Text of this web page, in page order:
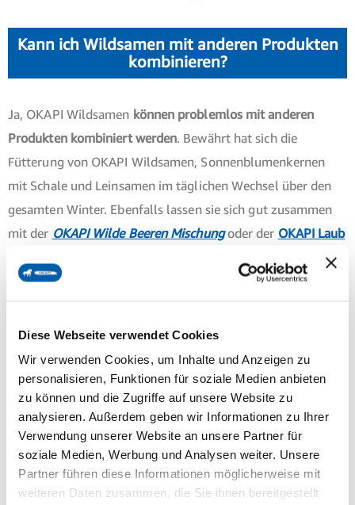
Diese Webseite verwendet Cookies
Wir verwenden Cookies, um Inhalte und Anzeigen zu
personalisieren, Funktionen für soziale Medien anbieten
zu können und die Zugriffe auf unsere Website zu
analysieren. Außerdem geben wir Informationen zu Ihrer
Verwendung unserer Website an unsere Partner für
soziale Medien, Werbung und Analysen weiter. Unsere
Partner führen diese Informationen möglicherweise mit
weiteren Daten zusammen, die Sie ihnen bereitgestellt
Kann ich Wildsamen mit anderen Produkten
kombinieren?
Ja, OKAPI Wildsamen können problemlos mit anderen
Produkten kombiniert werden. Bewährt hat sich die
Fütterung von OKAPI Wildsamen, Sonnenblumenkernen
mit Schale und Leinsamen im täglichen Wechsel über den
gesamten Winter. Ebenfalls lassen sie sich gut zusammen
mit der OKAPI Wilde Beeren Mischungoder der OKAPI Laub
oder
OKAPI Esparsette
geben. Diese Kombination bietet eine
natürliche Fressverhalten des Pferdes.
Es ist auch sinnvoll, die Wildsamen regelmäßig mit anderen
Produkten aus dem OKAPI „Gesunde Basis“-Sortiment
OKAPI Hagebuttenabzuwechseln. Durch einen
wöchentlichen oder zweiwöchentlichen Wechsel dieser
Produkte wird eine ausgewogene Ernährung sichergestellt
und das natürliche Fressverhalten des Pferdes unterstützt.